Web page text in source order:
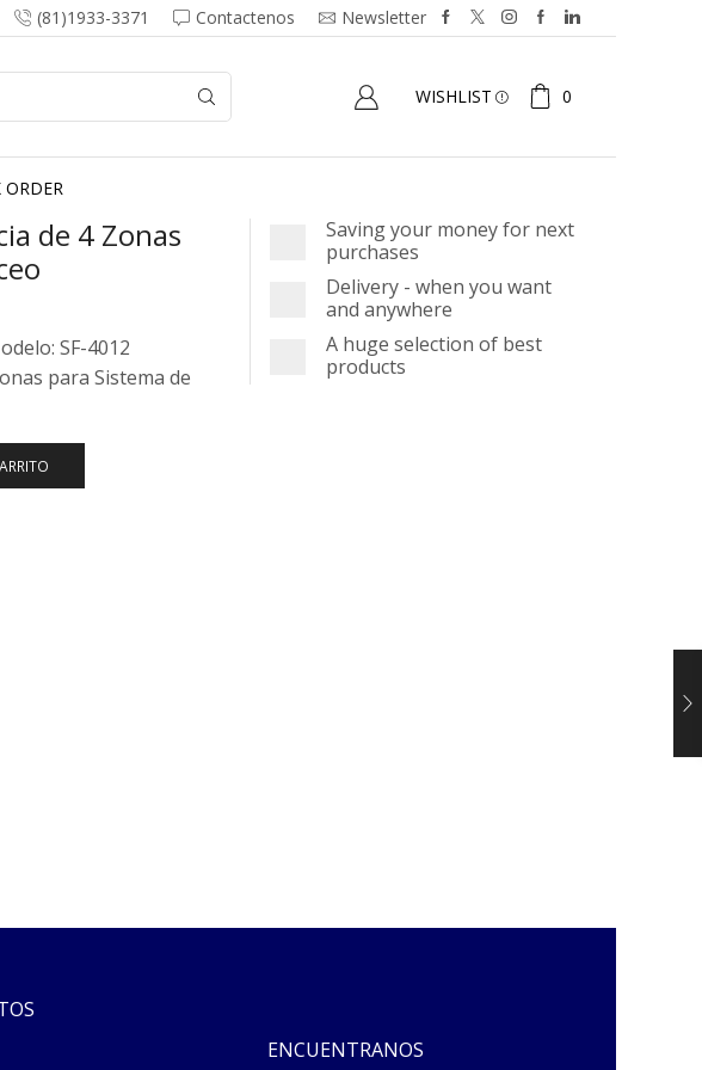
(81)1933-3371 Contactenos Newsletter
WISHLIST 0
ORDER
de 4 Zonas
SF-4012
para Sistema de
Saving your money for next
purchases
Delivery - when you want
and anywhere
A huge selection of best
products
ENCUENTRANOS